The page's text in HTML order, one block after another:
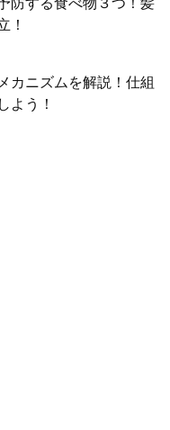
！
カニズムを解説！仕組
よう！